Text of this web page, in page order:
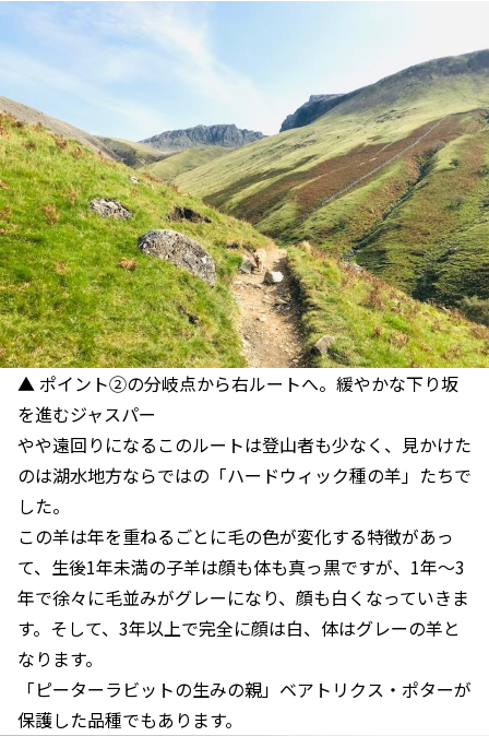
▲ ポイント②の分岐点から右ルートへ。緩やかな下り坂
を進むジャスパー
やや遠回りになるこのルートは登山者も少なく、見かけた
のは湖水地方ならではの「ハードウィック種の羊」たちで
した。
この羊は年を重ねるごとに毛の色が変化する特徴があっ
て、生後1年未満の子羊は顔も体も真っ黒ですが、1年〜3
年で徐々に毛並みがグレーになり、顔も白くなっていきま
す。そして、3年以上で完全に顔は白、体はグレーの羊と
なります。
「ピーターラビットの生みの親」ベアトリクス・ポターが
保護した品種でもあります。